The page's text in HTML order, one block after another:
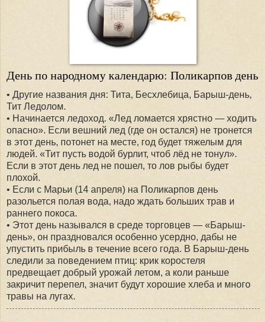
День по народному календарю: Поликарпов день
• Другие названия дня: Тита, Бесхлебица, Барыш-день,
Тит Ледолом.
• Начинается ледоход. «Лед ломается хрястно — ходить
опасно». Если вешний лед (где он остался) не тронется
в этот день, потонет на месте, год будет тяжелым для
людей. «Тит пусть водой бурлит, чтоб лёд не тонул».
Если в этот день лед не пошел, то лов рыбы будет
плохой.
• Если с Марьи (14 апреля) на Поликарпов день
разольется полая вода, надо ждать больших трав и
раннего покоса.
• Этот день назывался в среде торговцев — «Барыш-
день», он праздновался особенно усердно, дабы не
упустить прибыль в течение всего года. В Барыш-день
следили за поведением птиц: крик коростеля
предвещает добрый урожай летом, а коли раньше
закричит перепел, значит будут хорошие хлеба и много
травы на лугах.